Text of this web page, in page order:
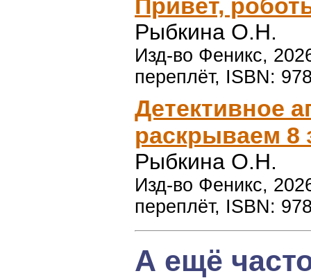
Привет,
Рыбкина О.Н.
Изд-во Феникс,
переплёт, ISBN:
Детективное
раскрываем 8
Рыбкина О.Н.
Изд-во Феникс,
переплёт, ISBN:
А ещё